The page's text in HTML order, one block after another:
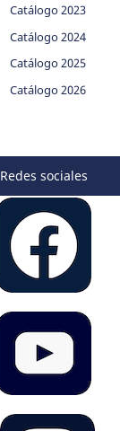
Catálogo 2023
Catálogo 2024
Catálogo 2025
Catálogo 2026
Redes sociales